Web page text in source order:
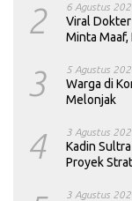
2 6 Agustus
Viral Dokter
Minta Maaf,
3 5 Agustus
Warga di
Melonjak
4 3 Agustus
Kadin
Proyek
3 Agustus